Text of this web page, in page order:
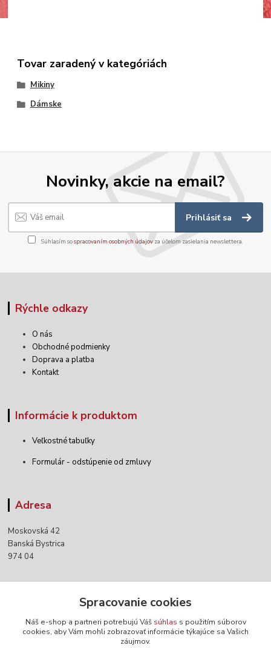
Tovar zaradený v kategóriách
Mikiny
Dámske
Novinky, akcie na email?
Prihlásiť sa
Súhlasím sospracovaním osobných údajov za účelom zasielania newslettera.
Rýchle odkazy
O nás
Obchodné podmienky
Doprava a platba
Kontakt
Informácie k produktom
Veľkostné tabuľky
Formulár - odstúpenie od zmluvy
Adresa
Moskovská 42
Banská Bystrica
974 04
+421 903 152 158
Spracovanie cookies
Náš e-shop a partneri potrebujú Váš súhlas s použitím súborov
cookies, aby Vám mohli zobrazovať informácie týkajúce sa Vašich
záujmov.